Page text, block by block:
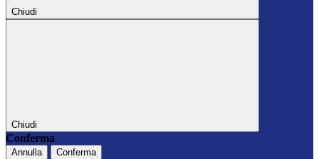
Chiudi
Chiudi
Conferma
Annulla Conferma